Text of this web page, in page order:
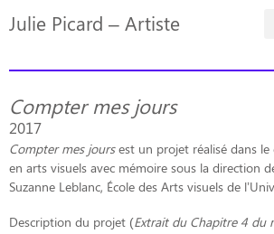
Julie Picard – Artiste
Compter mes jours
2017
Compter mes joursest un projet réalisé dans le
en arts visuels avec mémoire sous la direction
Suzanne Leblanc, École des Arts visuels de
Description du projet (Extrait du Chapitre 4 du